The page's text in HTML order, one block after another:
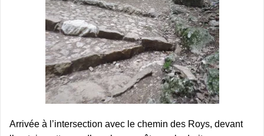
Arrivée à l’intersection avec le chemin des Roys, devant